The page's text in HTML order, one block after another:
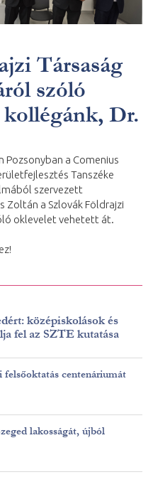
Társaság
szóló
Dr.
Pozsonyban a Comenius
Tanszéke
szervezett
Zoltán a Szlovák Földrajzi
oklevelet vehetett át.
középiskolások és
fel az SZTE kutatása
centenáriumát
lakosságát, újból